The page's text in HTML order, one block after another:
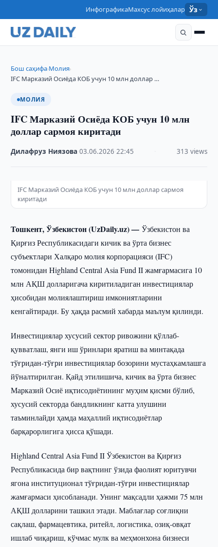
ИнфографикаМахсус лойиҳалар Ўз
Бош саҳифа›Молия›
IFC Марказий Осиёда КОБ учун 10 млн доллар …
МОЛИЯ
IFC Марказий Осиёда КОБ учун 10 млн
доллар сармоя киритади
Дилафруз Ниязова ·03.06.2026 ·22:45 313 views
IFC Марказий Осиёда КОБ учун 10 млн доллар сармоя
киритади
Тошкент, Ўзбекистон (UzDaily.uz) —Ўзбекистон ва
Қирғиз Республикасидаги кичик ва ўрта бизнес
субъектлари Халқаро молия корпорацияси (IFC)
томонидан Highland Central Asia Fund II жамғармасига 10
млн АҚШ долларигача киритиладиган инвестициялар
ҳисобидан молиялаштириш имкониятларини
кенгайтиради. Бу ҳақда расмий хабарда маълум қилинди.
Инвестициялар хусусий сектор ривожини қўллаб-
қувватлаш, янги иш ўринлари яратиш ва минтақада
тўғридан-тўғри инвестициялар бозорини мустаҳкамлашга
йўналтирилган. Қайд этилишича, кичик ва ўрта бизнес
Марказий Осиё иқтисодиётининг муҳим қисми бўлиб,
хусусий секторда бандликнинг катта улушини
таъминлайди ҳамда маҳаллий иқтисодиётлар
барқарорлигига ҳисса қўшади.
Highland Central Asia Fund II Ўзбекистон ва Қирғиз
Республикасида бир вақтнинг ўзида фаолият юритувчи
ягона институционал тўғридан-тўғри инвестициялар
жамғармаси ҳисобланади. Унинг мақсадли ҳажми 75 млн
АҚШ долларини ташкил этади. Маблағлар соғлиқни
сақлаш, фармацевтика, ритейл, логистика, озиқ-овқат
ишлаб чиқариш, кўчмас мулк ва меҳмонхона бизнеси